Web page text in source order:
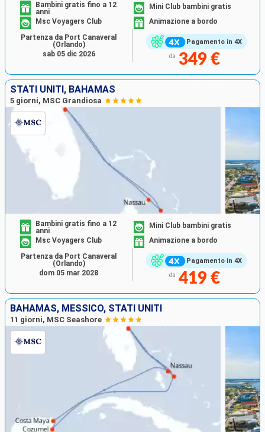
Pagamento in 4X
Bambini gratis fino a 12
anni
Mini Club bambini gratis
Msc Voyagers Club
Animazione a bordo
da 349 €
Partenza da Port Canaveral
(Orlando)
sab 05 dic 2026
STATI UNITI, BAHAMAS
5 giorni, MSC Grandiosa
Pagamento in 4X
Bambini gratis fino a 12
anni
Mini Club bambini gratis
Msc Voyagers Club
Animazione a bordo
da 419 €
Partenza da Port Canaveral
(Orlando)
dom 05 mar 2028
BAHAMAS, MESSICO, STATI UNITI
11 giorni, MSC Seashore